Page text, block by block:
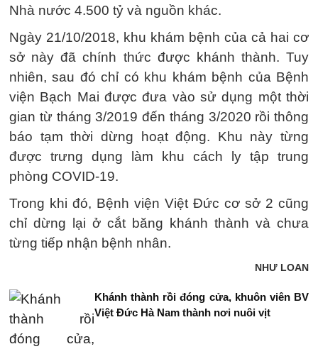
Nhà nước 4.500 tỷ và nguồn khác.
Ngày 21/10/2018, khu khám bệnh của cả hai cơ
sở này đã chính thức được khánh thành. Tuy
nhiên, sau đó chỉ có khu khám bệnh của Bệnh
viện Bạch Mai được đưa vào sử dụng một thời
gian từ tháng 3/2019 đến tháng 3/2020 rồi thông
báo tạm thời dừng hoạt động. Khu này từng
được trưng dụng làm khu cách ly tập trung
phòng COVID-19.
Trong khi đó, Bệnh viện Việt Đức cơ sở 2 cũng
chỉ dừng lại ở cắt băng khánh thành và chưa
từng tiếp nhận bệnh nhân.
NHƯ LOAN
Khánh thành rồi đóng cửa, khuôn viên BV
Việt Đức Hà Nam thành nơi nuôi vịt